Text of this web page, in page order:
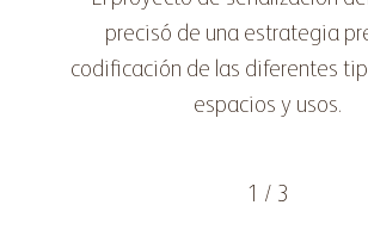
precisó de una estrategia
codificación de las diferentes
espacios y usos.
2 / 3